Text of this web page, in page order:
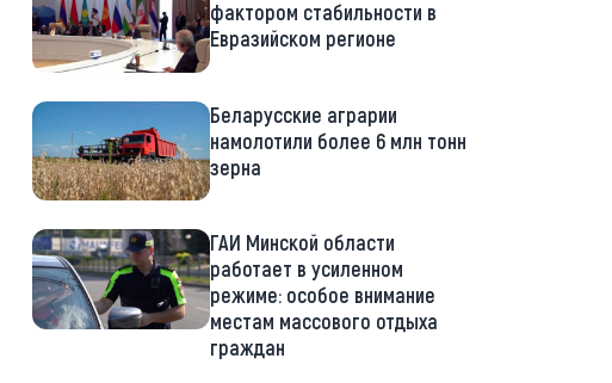
фактором стабильности в
Евразийском регионе
Беларусские аграрии
намолотили более 6 млн тонн
зерна
ГАИ Минской области
работает в усиленном
режиме: особое внимание
местам массового отдыха
граждан